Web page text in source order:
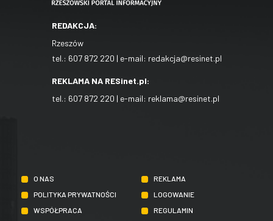
REDAKCJA:
Rzeszów
tel.: 607 872 220 | e-mail: redakcja@resinet.pl
REKLAMA NA RESinet.pl:
tel.: 607 872 220 | e-mail: reklama@resinet.pl
O NAS
REKLAMA
POLITYKA PRYWATNOŚCI
LOGOWANIE
WSPÓŁPRACA
REGULAMIN